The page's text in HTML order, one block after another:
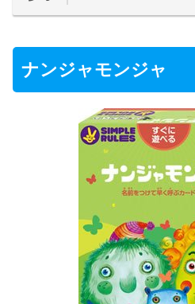
ナンジャモンジャ